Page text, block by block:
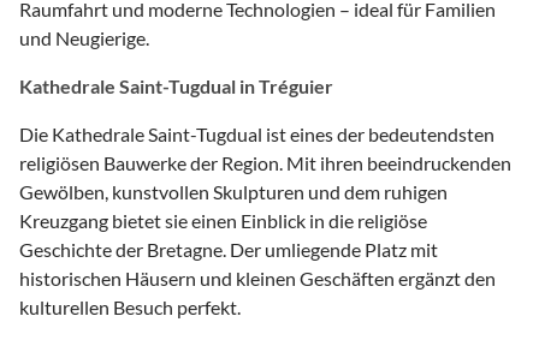
Raumfahrt und moderne Technologien – ideal für Familien
und Neugierige.
Kathedrale Saint-Tugdual in Tréguier
Die Kathedrale Saint-Tugdual ist eines der bedeutendsten
religiösen Bauwerke der Region. Mit ihren beeindruckenden
Gewölben, kunstvollen Skulpturen und dem ruhigen
Kreuzgang bietet sie einen Einblick in die religiöse
Geschichte der Bretagne. Der umliegende Platz mit
historischen Häusern und kleinen Geschäften ergänzt den
kulturellen Besuch perfekt.